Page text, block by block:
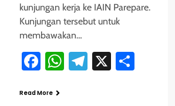
kunjungan kerja ke IAIN Parepare.
Kunjungan tersebut untuk
membawakan…
Facebook
WhatsApp
Telegram
X
Read More